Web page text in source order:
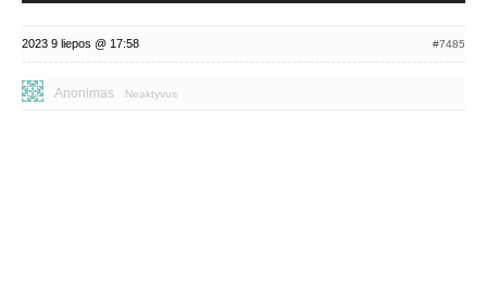
2023 9 liepos @ 17:58 #7485
Anonimas Neaktyvus